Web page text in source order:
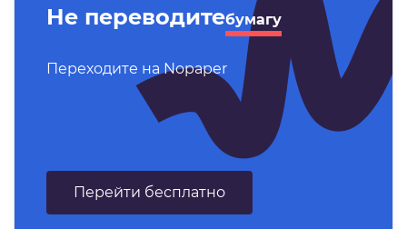
Не переводитебумагу
Переходите на Nopaper
Перейти бесплатно